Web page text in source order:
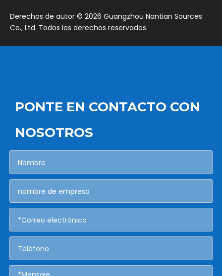
​Derechos de autor © 2026 Guangzhou Nantian Sources
Co., Ltd. Todos los derechos reservados.
PONTE EN CONTACTO CON
NOSOTROS